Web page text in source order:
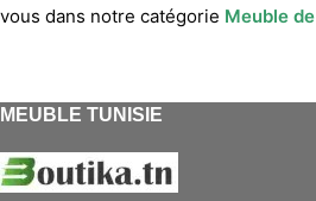
vous dans notre catégorie Meuble
MEUBLE TUNISIE